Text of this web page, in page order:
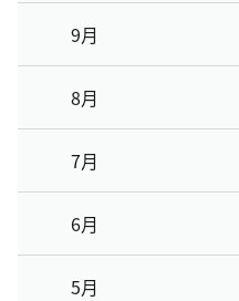
9月
8月
7月
6月
5月